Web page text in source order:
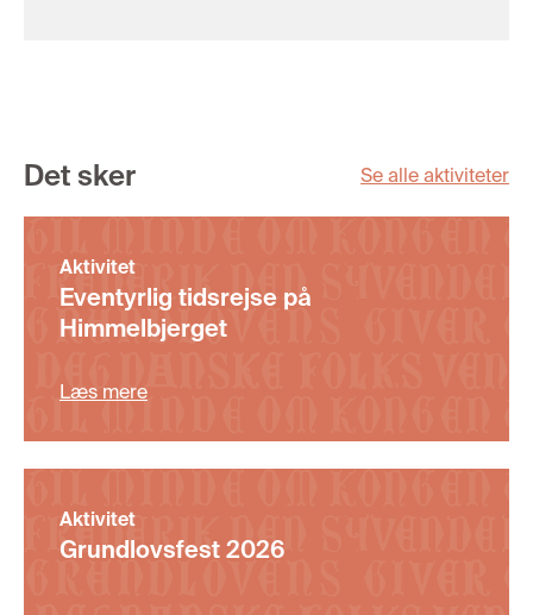
Det sker Se alle aktiviteter
Aktivitet
Eventyrlig tidsrejse på
Himmelbjerget
Læs mere
Aktivitet
Grundlovsfest 2026